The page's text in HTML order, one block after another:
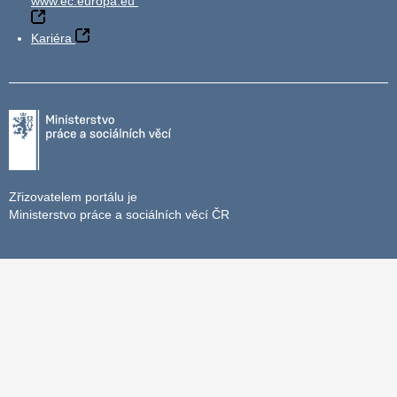
Kariéra
Zřizovatelem portálu je
Ministerstvo práce a sociálních věcí ČR